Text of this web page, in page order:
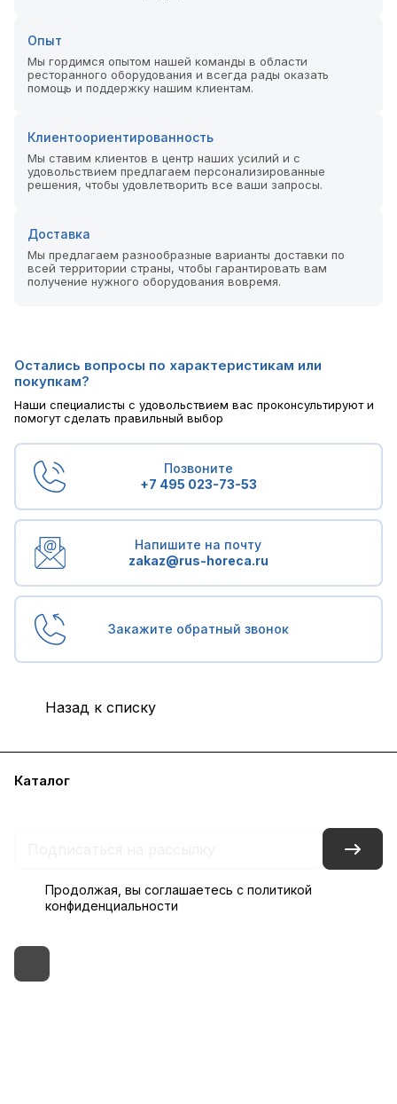
Опыт
Мы гордимся опытом нашей команды в области
ресторанного оборудования и всегда рады оказать
помощь и поддержку нашим клиентам.
Клиентоориентированность
Мы ставим клиентов в центр наших усилий и с
удовольствием предлагаем персонализированные
решения, чтобы удовлетворить все ваши запросы.
Доставка
Мы предлагаем разнообразные варианты доставки по
всей территории страны, чтобы гарантировать вам
получение нужного оборудования вовремя.
Остались вопросы по характеристикам или
покупкам?
Наши специалисты с удовольствием вас проконсультируют и
помогут сделать правильный выбор
Позвоните
+7 495 023-73-53
Напишите на почту
zakaz@rus-horeca.ru
Закажите обратный звонок
Назад к списку
Каталог
Продолжая, вы соглашаетесь с политикой
конфиденциальности